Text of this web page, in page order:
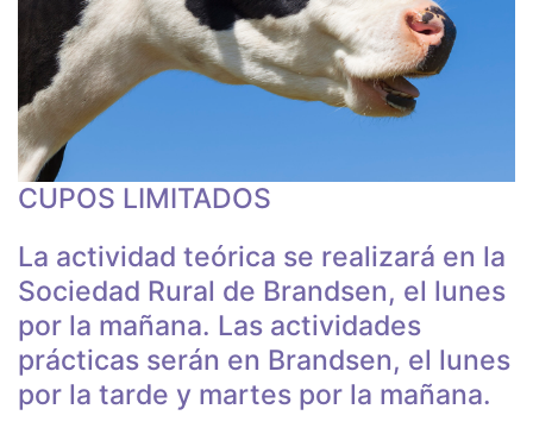
CUPOS LIMITADOS
La actividad teórica se realizará en la
Sociedad Rural de Brandsen, el lunes
por la mañana. Las actividades
prácticas serán en Brandsen, el lunes
por la tarde y martes por la mañana.